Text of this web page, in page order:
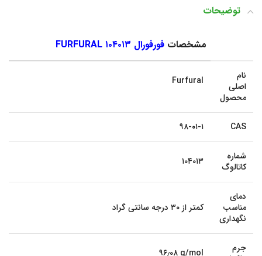
توضیحات
مشخصات فورفورال ۱۰۴۰۱۳ FURFURAL
نام
اصلی
محصول
Furfural
CAS ۹۸-۰۱-۱
شماره
کاتالوگ
۱۰۴۰۱۳
دمای
مناسب
نگهداری
کمتر از ۳۰ درجه سانتی گراد
جرم
۹۶٫۰۸ g/mol